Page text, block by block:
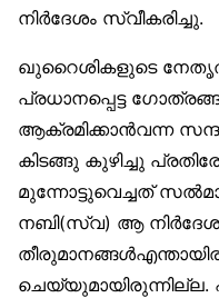
നിര്‍ദേശം സ്വീകരിച്ചു.
ഖുറൈശികളുടെ
പ്രധാനപ്പെട്ട
ആക്രമിക്കാന്‍വന്ന
കിടങ്ങു കുഴിച്ചു
മുന്നോട്ടുവെച്ചത്
നബി(സ്വ) ആ
ചെയ്യുമായിരുന്നില്ല.